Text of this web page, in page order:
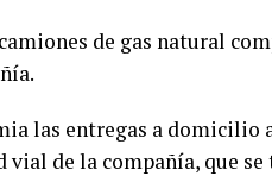
de gas natural
las entregas a
de la compañía, que